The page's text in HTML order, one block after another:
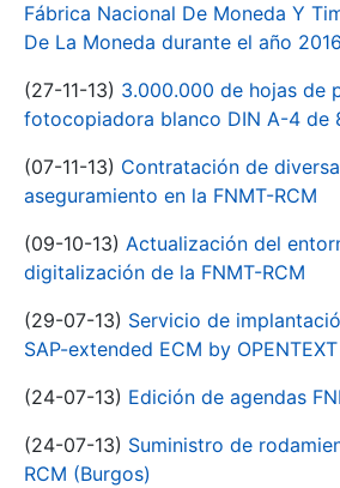
Fábrica Nacional De Moneda Y
De La Moneda durante el año 2016
(27-11-13) 3.000.000 de hojas de
fotocopiadora blanco DIN A-4 de
(07-11-13) Contratación de
aseguramiento en la FNMT-RCM
(09-10-13) Actualización del
digitalización de la FNMT-RCM
(29-07-13) Servicio de
SAP-extended ECM by OPENTEXT
(24-07-13) Edición de agendas
(24-07-13) Suministro de
RCM (Burgos)